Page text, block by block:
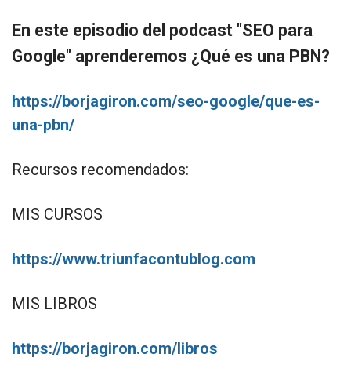
En este episodio del podcast "SEO para
Google" aprenderemos ¿Qué es una PBN?
https://borjagiron.com/seo-google/que-es-
una-pbn/
Recursos recomendados:
MIS CURSOS
https://www.triunfacontublog.com
MIS LIBROS
https://borjagiron.com/libros